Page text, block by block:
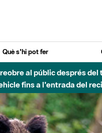
Què s'hi pot fer
al públic després
fins a l'entrada del